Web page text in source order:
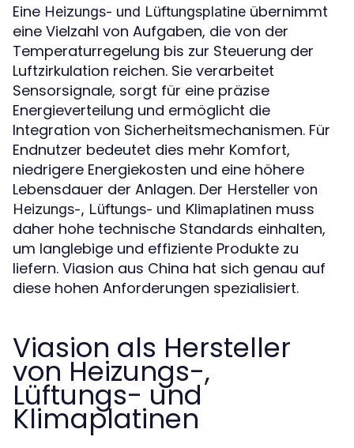
Eine Heizungs- und Lüftungsplatine übernimmt
eine Vielzahl von Aufgaben, die von der
Temperaturregelung bis zur Steuerung der
Luftzirkulation reichen. Sie verarbeitet
Sensorsignale, sorgt für eine präzise
Energieverteilung und ermöglicht die
Integration von Sicherheitsmechanismen. Für
Endnutzer bedeutet dies mehr Komfort,
niedrigere Energiekosten und eine höhere
Lebensdauer der Anlagen. Der Hersteller von
Heizungs-, Lüftungs- und Klimaplatinen muss
daher hohe technische Standards einhalten,
um langlebige und effiziente Produkte zu
liefern. Viasion aus China hat sich genau auf
diese hohen Anforderungen spezialisiert.
Viasion als Hersteller
von Heizungs-,
Lüftungs- und
Klimaplatinen